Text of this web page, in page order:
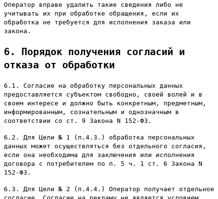
Оператор вправе удалить такие сведения либо не
учитывать их при обработке обращения, если их
обработка не требуется для исполнения заказа или
закона.
6. Порядок получения согласий и
отказа от обработки
6.1. Согласие на обработку персональных данных
предоставляется субъектом свободно, своей волей и в
своем интересе и должно быть конкретным, предметным,
информированным, сознательным и однозначным в
соответствии со ст. 9 Закона N 152-ФЗ.
6.2. Для Цели № 1 (п.4.3.) обработка персональных
данных может осуществляться без отдельного согласия,
если она необходима для заключения или исполнения
договора с потребителем по п. 5 ч. 1 ст. 6 Закона N
152-ФЗ.
6.3. Для Цели № 2 (п.4.4.) Оператор получает отдельное